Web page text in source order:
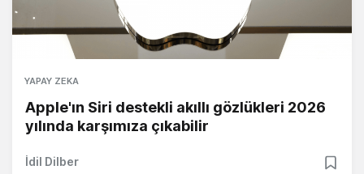
YAPAY ZEKA
Apple'ın Siri destekli akıllı gözlükleri 2026
yılında karşımıza çıkabilir
İdil Dilber